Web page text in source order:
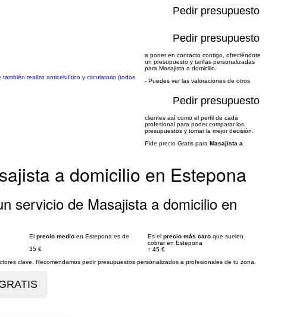
Pedir presupuesto
realizo anticelulítico y circulatorio (todos
Pedir presupuesto
Pedir presupuesto
a domicilio en Estepona
servicio de Masajista a domicilio en
El precio medio en Estepona es de
35 €
Es el precio más caro que suelen
cobrar en Estepona
↑ 45 €
clave. Recomendamos pedir presupuestos personalizados a profesionales de tu zona.
a poner en contacto contigo, ofreciéndote
un presupuesto y tarifas personalizadas
para Masajista a domicilio.
- Puedes ver las valoraciones de otros
clientes así como el perfil de cada
profesional para poder comparar los
presupuestos y tomar la mejor decisión.
Pide precio Gratis para Masajista a